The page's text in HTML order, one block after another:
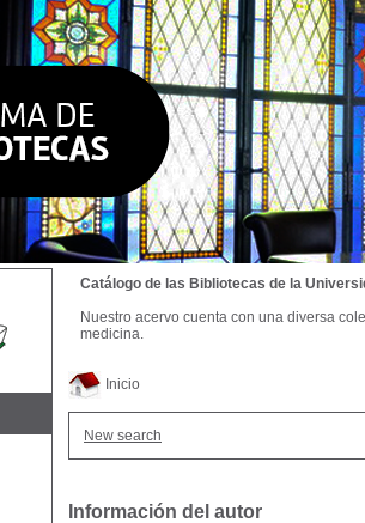
Inicio
New search
Información del autor
Catálogo de las Bibliotecas de la
Nuestro acervo cuenta con una diversa
medicina.